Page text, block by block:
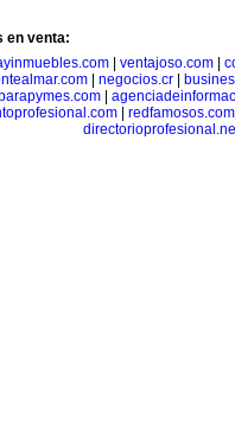
en venta:
ventajoso.com
negocios.cr
|
redfamosos.com